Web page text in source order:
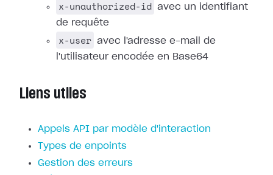
x-unauthorized-id avec un identifiant
de requête
x-user avec l'adresse e-mail de
l'utilisateur encodée en Base64
Liens utiles
Appels API par modèle d'interaction
Types de enpoints
Gestion des erreurs